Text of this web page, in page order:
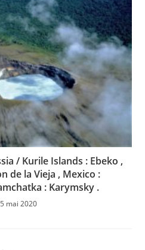
/ Kurile Islands : Ebeko ,
de la Vieja , Mexico :
: Karymsky .
mai 2020